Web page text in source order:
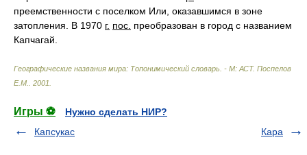
преемственности с поселком Или, оказавшимся в зоне
затопления. В 1970 г. пос. преобразован в город с названием
Капчагай.
Географические названия мира: Топонимический словарь. - М: АСТ. Поспелов
Е.М.
2001
Игры ⚽
Нужно сделать НИР?
Капсукас
Кара